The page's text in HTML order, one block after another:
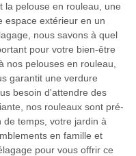
la pelouse en rouleau, une
espace extérieur en un
nous savons à quel
pour votre bien-être
nos pelouses en rouleau,
garantit une verdure
besoin d'attendre des
nos rouleaux sont pré-
temps, votre jardin à
en famille et
pour vous offrir ce